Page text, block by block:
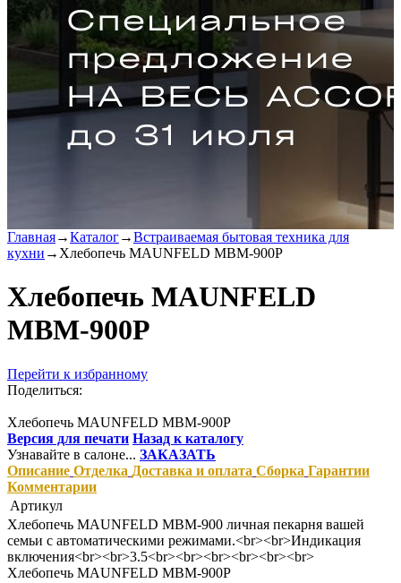
Главная→Каталог→Встраиваемая бытовая техника для
кухни → Хлебопечь MAUNFELD MBM-900P
Хлебопечь MAUNFELD
MBM-900P
Перейти к избранному
Поделиться:
Хлебопечь MAUNFELD MBM-900P
Версия для печати Назад к каталогу
Узнавайте в салоне... ЗАКАЗАТЬ
Описание Отделка Доставка и оплата Сборка Гарантии
Комментарии
Артикул
Хлебопечь MAUNFELD MBM-900 личная пекарня вашей
семьи с автоматическими режимами.<br><br>Индикация
включения<br><br>3.5<br><br><br><br><br><br>
Хлебопечь MAUNFELD MBM-900P